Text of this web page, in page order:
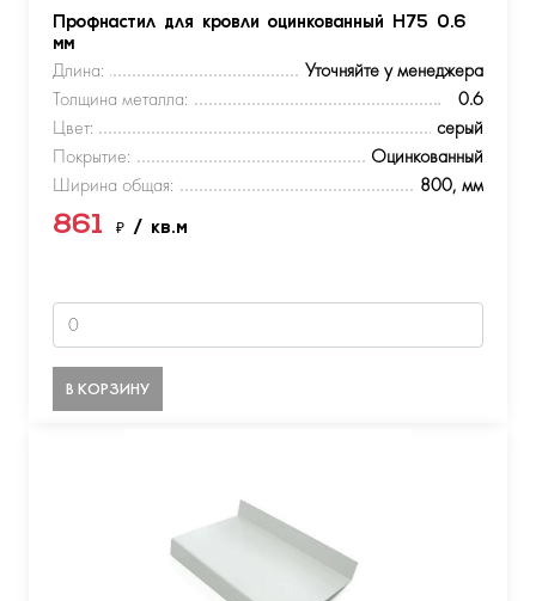
Профнастил для кровли оцинкованный Н75 0.6
мм
Длина:
Уточняйте у менеджера
Толщина металла:
0.6
Цвет:
серый
Покрытие:
Оцинкованный
Ширина общая:
800, мм
861 ₽ / кв.м
В КОРЗИНУ